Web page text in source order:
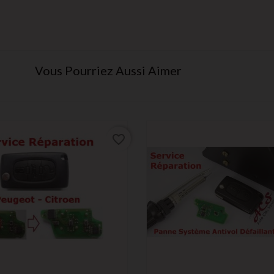
Vous Pourriez Aussi Aimer